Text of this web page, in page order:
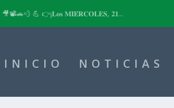
💪 👉¡𝐋𝐨𝐬 𝐌𝐈𝐄́𝐑𝐂𝐎𝐋𝐄𝐒, 𝟐𝟏...
INICIO NOTICIAS